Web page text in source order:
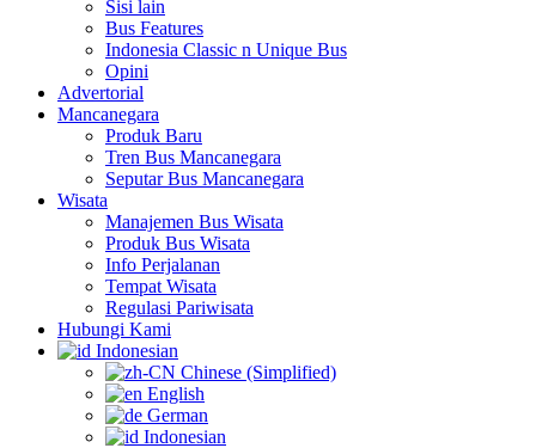
Sisi lain
Bus Features
Indonesia Classic n Unique Bus
Opini
Advertorial
Mancanegara
Produk Baru
Tren Bus Mancanegara
Seputar Bus Mancanegara
Wisata
Manajemen Bus Wisata
Produk Bus Wisata
Info Perjalanan
Tempat Wisata
Regulasi Pariwisata
Hubungi Kami
Indonesian
Chinese (Simplified)
English
German
Indonesian